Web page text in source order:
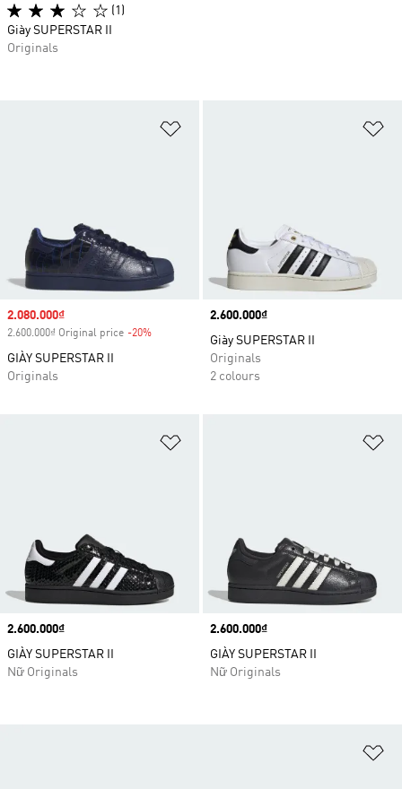
Sale price
2.080.000₫
2.600.000₫ Original price -20%
GIÀY SUPERSTAR II
Originals
Price
2.600.000₫
Giày SUPERSTAR II
Originals
2 colours
Price
2.600.000₫
GIÀY SUPERSTAR II
Nữ Originals
Price
2.600.000₫
GIÀY SUPERSTAR II
Nữ Originals
(1)
Giày SUPERSTAR II
Originals